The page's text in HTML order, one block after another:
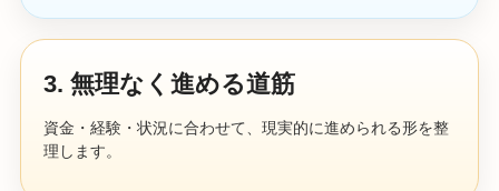
3. 無理なく進める道筋
資金・経験・状況に合わせて、現実的に進められる形を整
理します。